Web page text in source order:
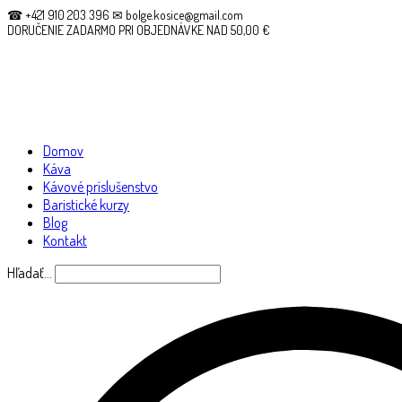
☎ +421 910 203 396 ✉ bolge.kosice@gmail.com
DORUČENIE ZADARMO PRI OBJEDNÁVKE NAD 50,00 €
Domov
Káva
Kávové príslušenstvo
Baristické kurzy
Blog
Kontakt
Hľadať…